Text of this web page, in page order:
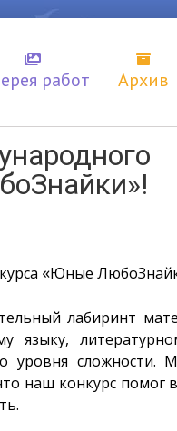
работ Архив
«Юные
лабиринт
языку,
сложности.
наш конкурс помог